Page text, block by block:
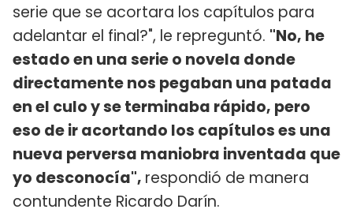
serie que se acortara los capítulos para
adelantar el final?", le repreguntó. "No, he
estado en una serie o novela donde
directamente nos pegaban una patada
en el culo y se terminaba rápido, pero
eso de ir acortando los capítulos es una
nueva perversa maniobra inventada que
yo desconocía", respondió de manera
contundente Ricardo Darín.